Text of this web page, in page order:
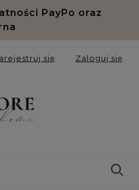
PayPo oraz
się Zaloguj się